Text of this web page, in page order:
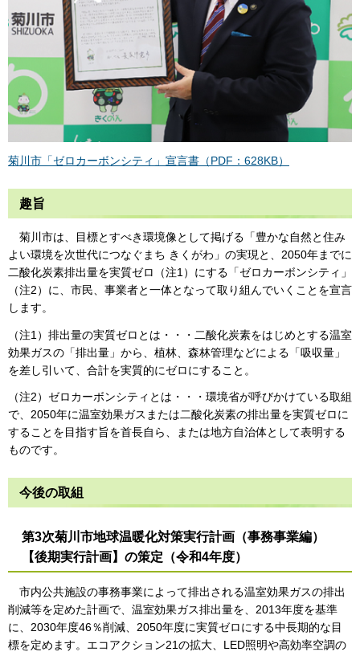
菊川市「ゼロカーボンシティ」宣言書（PDF：628KB）
趣旨
菊川市は、目標とすべき環境像として掲げる「豊かな自然と住み
よい環境を次世代につなぐまち きくがわ」の実現と、2050年までに
二酸化炭素排出量を実質ゼロ（注1）にする「ゼロカーボンシティ」
（注2）に、市民、事業者と一体となって取り組んでいくことを宣言
します。
（注1）排出量の実質ゼロとは・・・二酸化炭素をはじめとする温室
効果ガスの「排出量」から、植林、森林管理などによる「吸収量」
を差し引いて、合計を実質的にゼロにすること。
（注2）ゼロカーボンシティとは・・・環境省が呼びかけている取組
で、2050年に温室効果ガスまたは二酸化炭素の排出量を実質ゼロに
することを目指す旨を首長自ら、または地方自治体として表明する
ものです。
今後の取組
第3次菊川市地球温暖化対策実行計画（事務事業編）
【後期実行計画】の策定（令和4年度）
市内公共施設の事務事業によって排出される温室効果ガスの排出
削減等を定めた計画で、温室効果ガス排出量を、2013年度を基準
に、2030年度46％削減、2050年度に実質ゼロにする中長期的な目
標を定めます。エコアクション21の拡大、LED照明や高効率空調の